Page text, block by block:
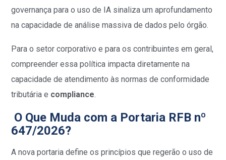
governança para o uso de IA sinaliza um aprofundamento
na capacidade de análise massiva de dados pelo órgão.
Para o setor corporativo e para os contribuintes em geral,
compreender essa política impacta diretamente na
capacidade de atendimento às normas de conformidade
tributária e compliance.
O Que Muda com a Portaria RFB nº
647/2026?
A nova portaria define os princípios que regerão o uso de